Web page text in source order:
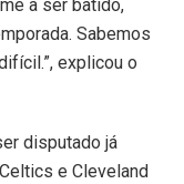
a ser batido,
Sabemos
explicou o
disputado já
e Cleveland